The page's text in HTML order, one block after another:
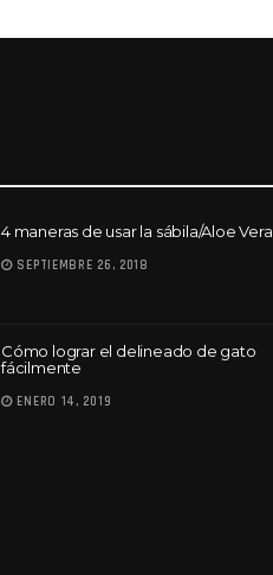
4 maneras de usar la sábila/Aloe Vera
SEPTIEMBRE 26, 2018
Cómo lograr el delineado de gato
fácilmente
ENERO 14, 2019